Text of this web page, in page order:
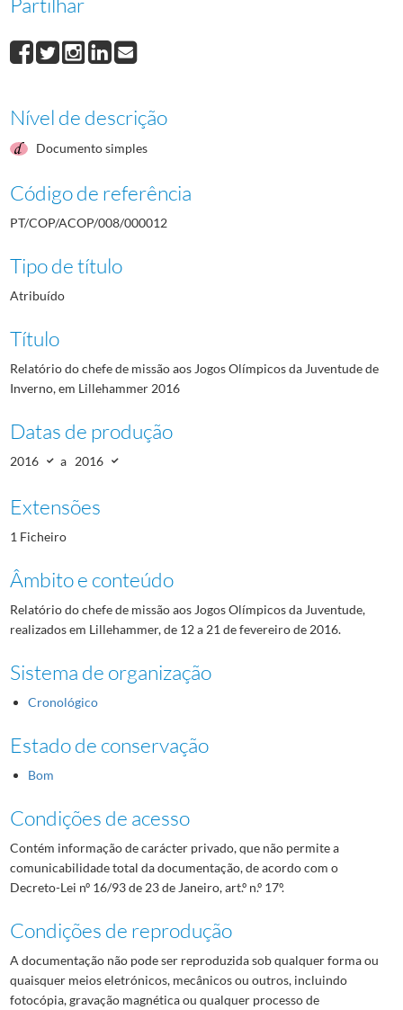
Nível de descrição
Documento simples
Código de referência
PT/COP/ACOP/008/000012
Tipo de título
Atribuído
Título
Relatório do chefe de missão aos Jogos Olímpicos da Juventude de
Inverno, em Lillehammer 2016
Datas de produção
2016 a 2016
Extensões
1 Ficheiro
Âmbito e conteúdo
Relatório do chefe de missão aos Jogos Olímpicos da Juventude,
realizados em Lillehammer, de 12 a 21 de fevereiro de 2016.
Sistema de organização
Cronológico
Estado de conservação
Bom
Condições de acesso
Contém informação de carácter privado, que não permite a
comunicabilidade total da documentação, de acordo com o
Decreto-Lei nº 16/93 de 23 de Janeiro, art.º n.º 17º.
Condições de reprodução
A documentação não pode ser reproduzida sob qualquer forma ou
quaisquer meios eletrónicos, mecânicos ou outros, incluindo
fotocópia, gravação magnética ou qualquer processo de